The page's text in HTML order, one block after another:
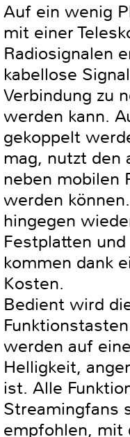
Auf ein wenig
mit einer
Radiosignalen
kabellose
Verbindung zu
werden kann.
gekoppelt
mag, nutzt den
neben mobilen
werden
hingegen
Festplatten
kommen dank
Kosten.
Bedient wird
werden auf
Helligkeit,
ist. Alle
Streamingfans
empfohlen, mit